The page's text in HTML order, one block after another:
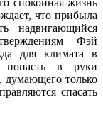
что прибыла
надвигающийся
Фэй
для климата в
попасть в руки
думающего только
спасать